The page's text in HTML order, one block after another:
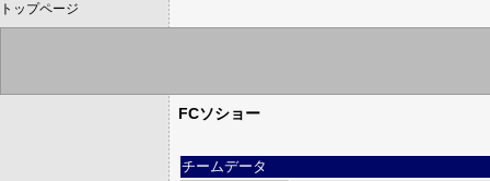
トップページ
FCソショー
チームデータ